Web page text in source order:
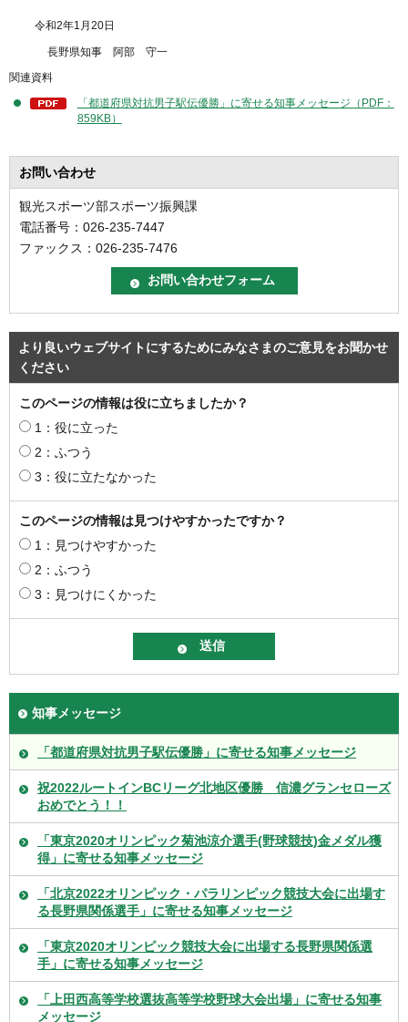
令和2年1月20日
長野県知事 阿部 守一
関連資料
「都道府県対抗男子駅伝優勝」に寄せる知事メッセージ（PDF：
859KB）
お問い合わせ
観光スポーツ部スポーツ振興課
電話番号：026-235-7447
ファックス：026-235-7476
より良いウェブサイトにするためにみなさまのご意見をお聞かせ
ください
このページの情報は役に立ちましたか？
1：役に立った
2：ふつう
3：役に立たなかった
このページの情報は見つけやすかったですか？
1：見つけやすかった
2：ふつう
3：見つけにくかった
知事メッセージ
「都道府県対抗男子駅伝優勝」に寄せる知事メッセージ
祝2022ルートインBCリーグ北地区優勝 信濃グランセローズ
おめでとう！！
「東京2020オリンピック菊池涼介選手(野球競技)金メダル獲
得」に寄せる知事メッセージ
「北京2022オリンピック・パラリンピック競技大会に出場す
る長野県関係選手」に寄せる知事メッセージ
「東京2020オリンピック競技大会に出場する長野県関係選
手」に寄せる知事メッセージ
「上田西高等学校選抜高等学校野球大会出場」に寄せる知事
メッセージ